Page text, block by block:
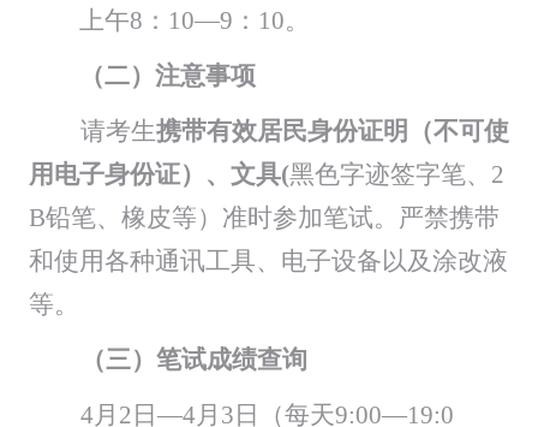
上午8 ： 10—9 ： 10。
（二） 注意事项
请考生携带有效居民身份证明
（不可使
用电子身份证）、文具(黑色字迹签字笔、 2
B铅笔、橡皮等） 准时参加笔试。 严禁携带
和使用各种通讯工具、电子设备以及涂改液
等。
（三） 笔试成绩查询
4 月 2日—4月 3 日（每天9:00—19:0